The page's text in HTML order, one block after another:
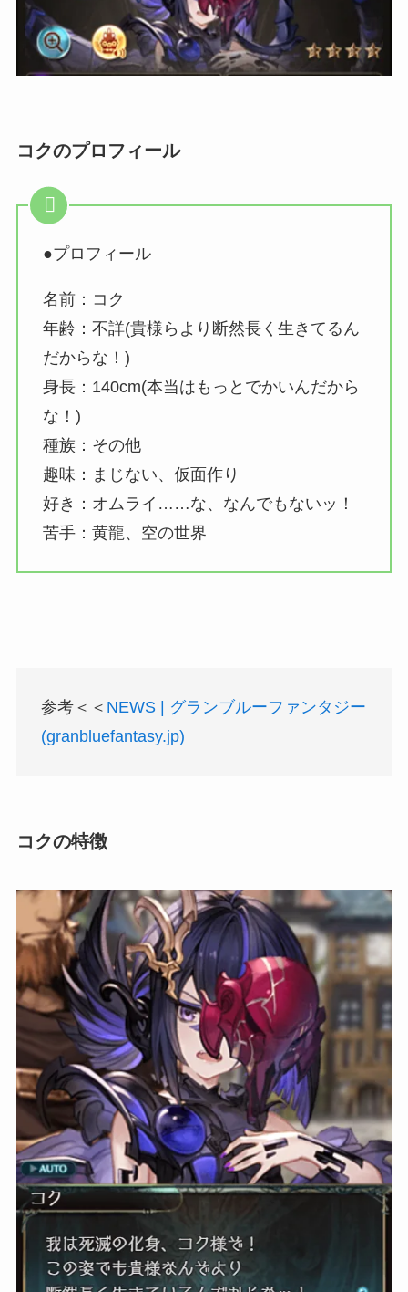
コクのプロフィール
●プロフィール
名前：コク
年齢：不詳(貴様らより断然長く生きてるん
だからな！)
身長：140cm(本当はもっとでかいんだから
な！)
種族：その他
趣味：まじない、仮面作り
好き：オムライ……な、なんでもないッ！
苦手：黄龍、空の世界
参考＜＜ NEWS | グランブルーファンタジー
(granbluefantasy.jp)
コクの特徴